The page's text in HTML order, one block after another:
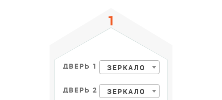
ДВЕРЬ 1 ЗЕРКАЛО
ДВЕРЬ 2 ЗЕРКАЛО